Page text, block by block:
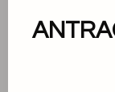
Over ons